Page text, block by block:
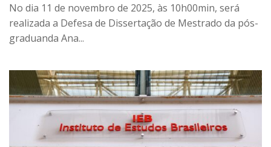
Sobre a Pós
Ingresso – Processo Seletivo
Regulamentos
PAE
Matrícula
Auxílio Financeiro
No dia 11 de novembro de 2025, às 10h00min, será
realizada a Defesa de Dissertação de Mestrado da pós-
graduanda Ana...